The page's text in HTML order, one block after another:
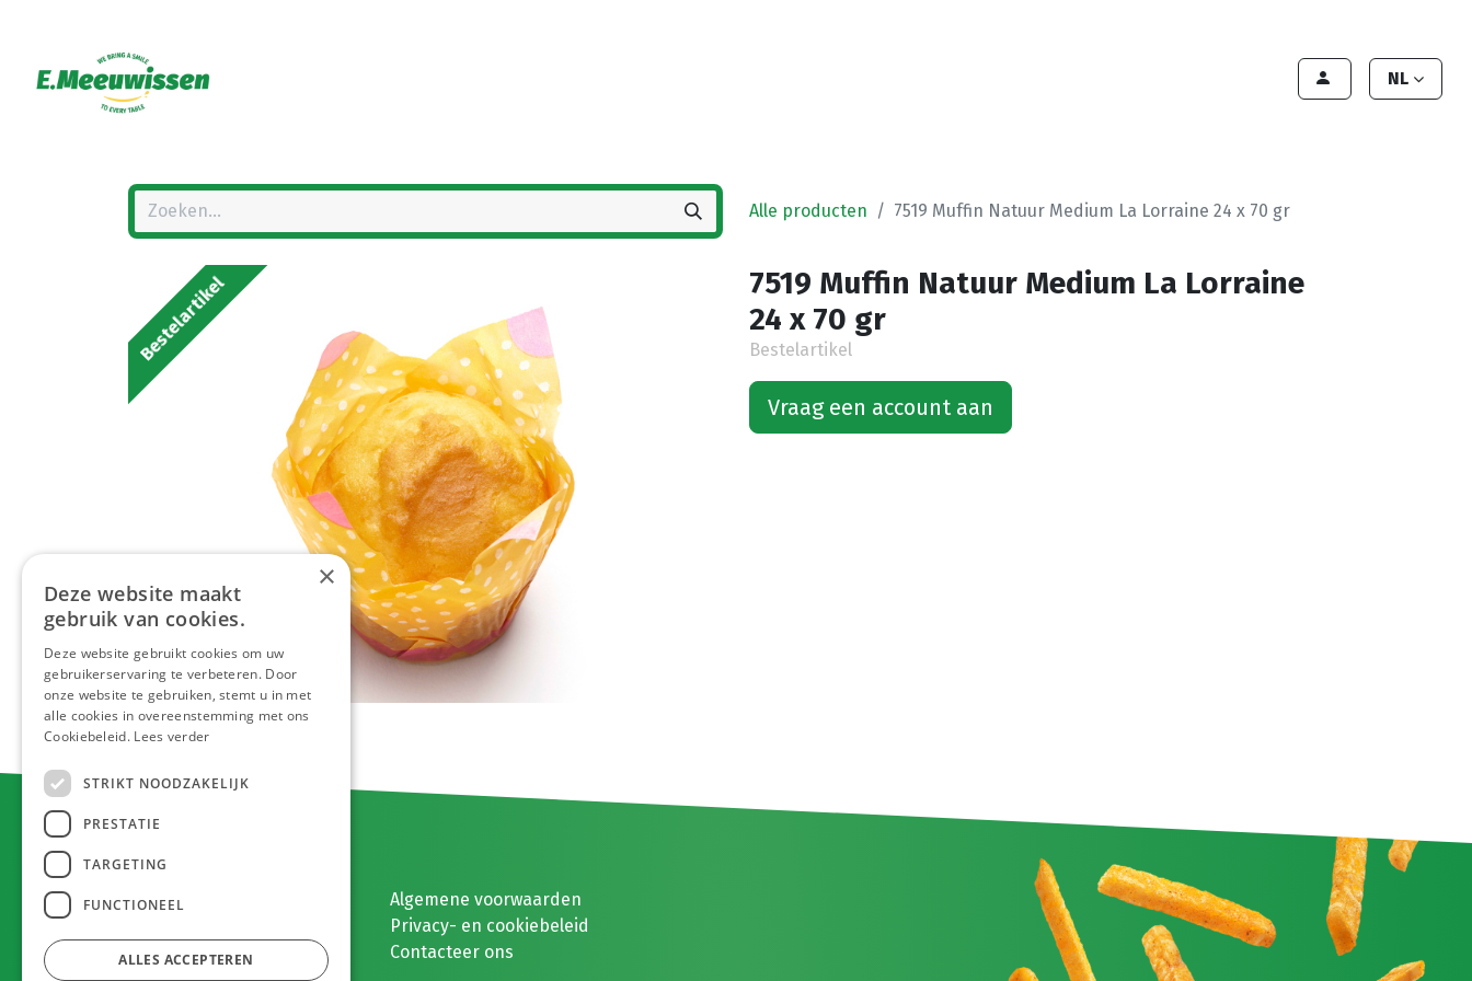
NL
Alle producten 7519 Muffin Natuur Medium La Lorraine 24 x 70 gr
Bestelartikel
7519 Muffin Natuur Medium La Lorraine
24 x 70 gr
Bestelartikel
Vraag een account aan
E. MEEUWISSEN BV
Gaston Eyskenslaan 2
3900 Pelt, België
Algemene voorwaarden
Privacy- en cookiebeleid
Contacteer ons
×
Deze website maakt
gebruik van cookies.
Deze website gebruikt cookies om uw
gebruikerservaring te verbeteren. Door
onze website te gebruiken, stemt u in met
alle cookies in overeenstemming met ons
Cookiebeleid. Lees verder
STRIKT NOODZAKELIJK
PRESTATIE
TARGETING
FUNCTIONEEL
ALLES ACCEPTEREN